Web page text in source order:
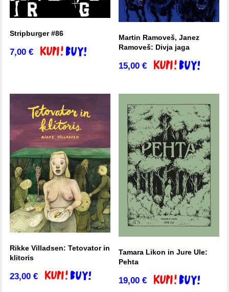
Stripburger #86
7,00€ Dodaj v košarico
Martin Ramoveš, Janez
Ramoveš: Divja jaga
15,00€ Dodaj v košarico
Rikke Villadsen: Tetovator in
klitoris
23,00€ Dodaj v košarico
Tamara Likon in Jure Ule:
Pehta
19,00€ Dodaj v košarico